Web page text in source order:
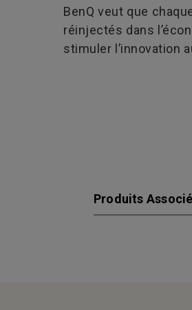
BenQ veut que
réinjectés dans
stimuler l’innovation
Produits